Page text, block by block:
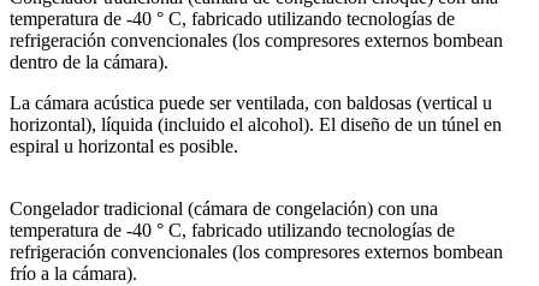
temperatura de -40 ° C, fabricado utilizando tecnologías de
refrigeración convencionales (los compresores externos bombean
dentro de la cámara).
La cámara acústica puede ser ventilada, con baldosas (vertical u
horizontal), líquida (incluido el alcohol). El diseño de un túnel en
espiral u horizontal es posible.
Congelador tradicional (cámara de congelación) con una
temperatura de -40 ° C, fabricado utilizando tecnologías de
refrigeración convencionales (los compresores externos bombean
frío a la cámara).